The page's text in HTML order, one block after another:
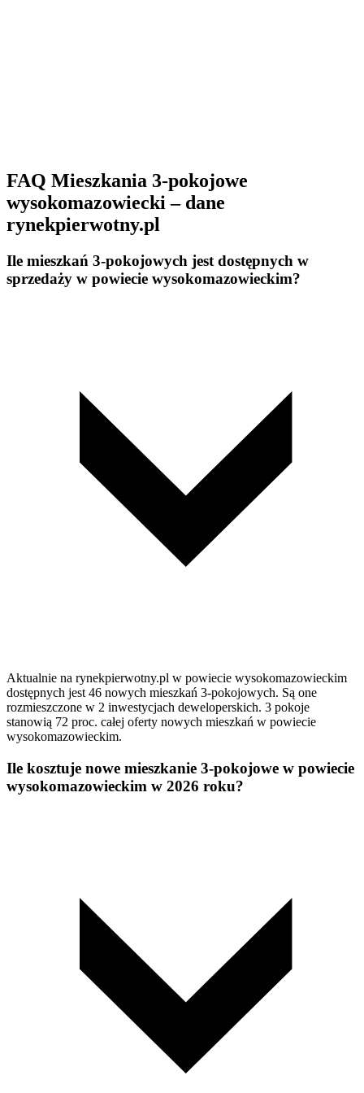
FAQ Mieszkania 3-pokojowe
wysokomazowiecki – dane
rynekpierwotny.pl
Ile mieszkań 3-pokojowych jest dostępnych w
sprzedaży w powiecie wysokomazowieckim?
Aktualnie na rynekpierwotny.pl w powiecie wysokomazowieckim
dostępnych jest 46 nowych mieszkań 3-pokojowych. Są one
rozmieszczone w 2 inwestycjach deweloperskich. 3 pokoje
stanowią 72 proc. całej oferty nowych mieszkań w powiecie
wysokomazowieckim.
Ile kosztuje nowe mieszkanie 3-pokojowe w powiecie
wysokomazowieckim w 2026 roku?